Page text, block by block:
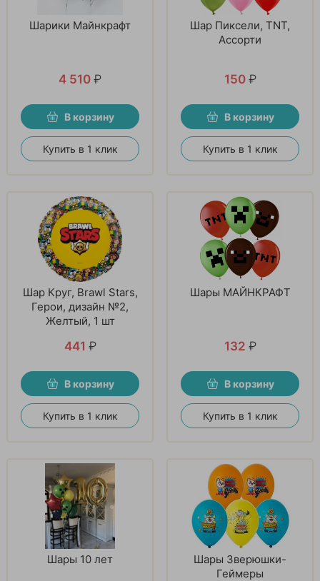
Шарики Майнкрафт
4 510 ₽
В корзину
Купить в 1 клик
Шар Пиксели, TNT,
Ассорти
150 ₽
В корзину
Купить в 1 клик
Шар Круг, Brawl Stars,
Герои, дизайн №2,
Желтый, 1 шт
441 ₽
В корзину
Купить в 1 клик
Шары МАЙНКРАФТ
132 ₽
В корзину
Купить в 1 клик
Шары 10 лет
Шары Зверюшки-
Геймеры